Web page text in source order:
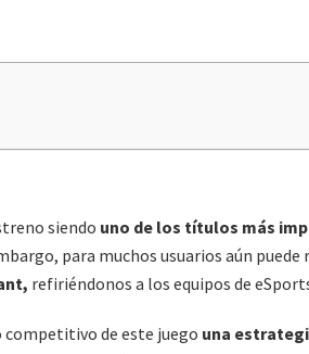
siendo uno de los títulos más
para muchos usuarios aún
refiriéndonos a los equipos de
competitivo de este juego una